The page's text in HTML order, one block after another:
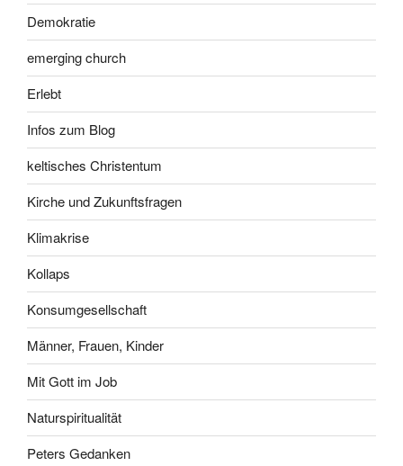
Demokratie
emerging church
Erlebt
Infos zum Blog
keltisches Christentum
Kirche und Zukunftsfragen
Klimakrise
Kollaps
Konsumgesellschaft
Männer, Frauen, Kinder
Mit Gott im Job
Naturspiritualität
Peters Gedanken